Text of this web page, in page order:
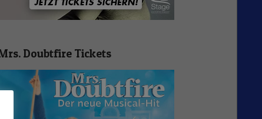
Doubtfire Tickets